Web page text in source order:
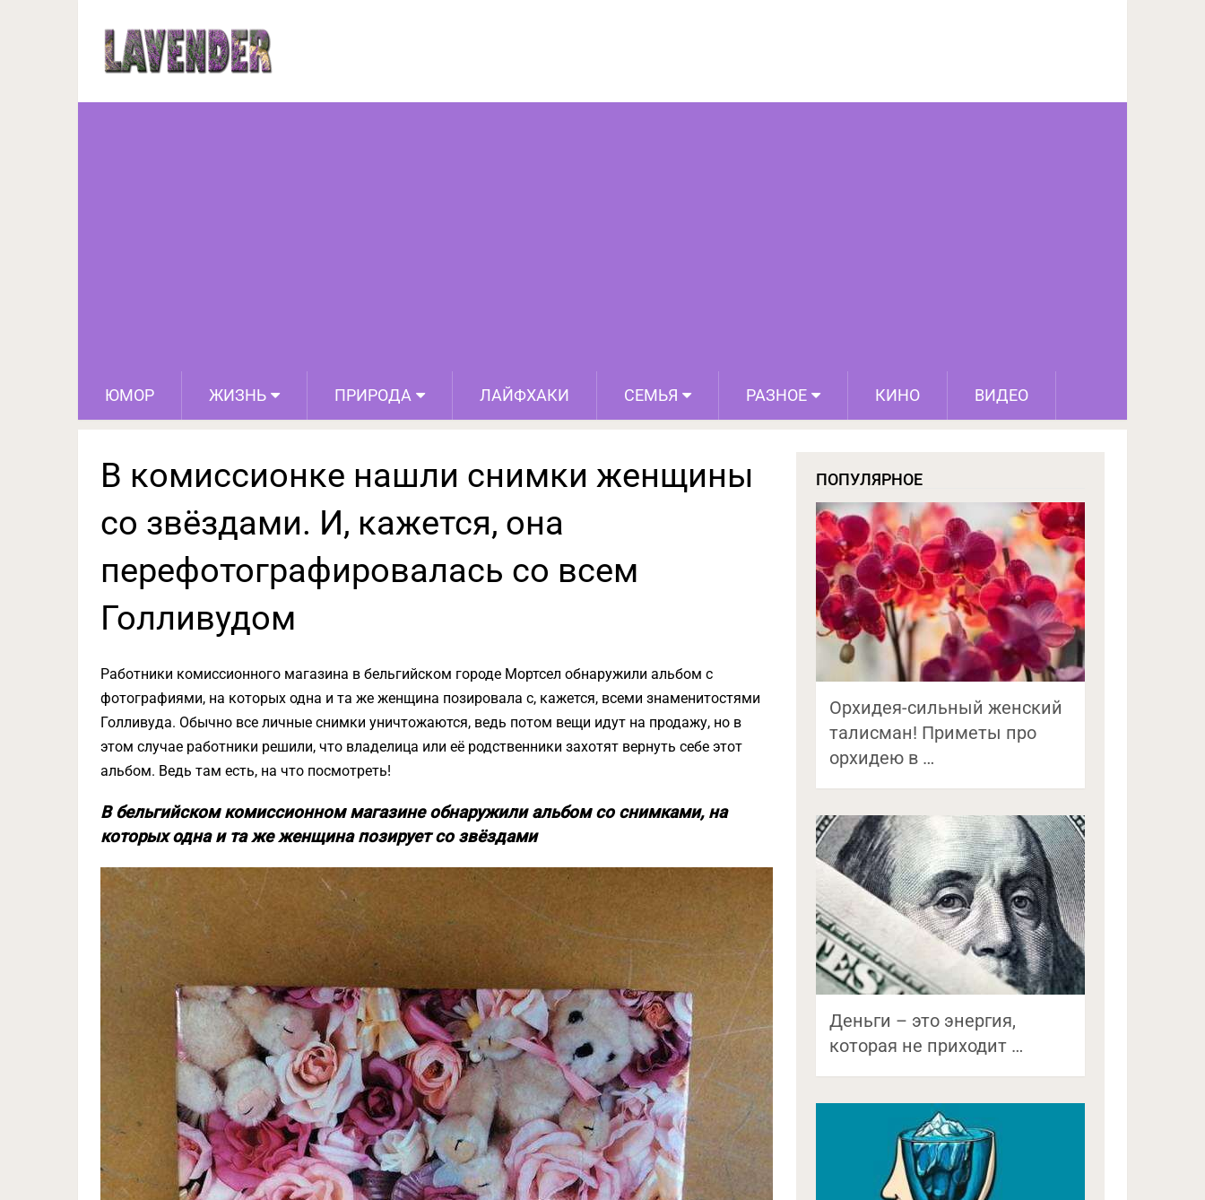
ЮМОР ЖИЗНЬ ПРИРОДА ЛАЙФХАКИ СЕМЬЯ РАЗНОЕ КИНО ВИДЕО
В комиссионке нашли снимки женщины со звёздами. И,
кажется, она перефотографировалась со всем Голливудом
В комиссионке нашли снимки женщины
со звёздами. И, кажется, она
перефотографировалась со всем
Голливудом
Работники комиссионного магазина в бельгийском городе Мортсел обнаружили альбом с
фотографиями, на которых одна и та же женщина позировала с, кажется, всеми знаменитостями
Голливуда. Обычно все личные снимки уничтожаются, ведь потом вещи идут на продажу, но в
этом случае работники решили, что владелица или её родственники захотят вернуть себе этот
альбом. Ведь там есть, на что посмотреть!
В бельгийском комиссионном магазине обнаружили альбом со снимками, на
которых одна и та же женщина позирует со звёздами
ПОПУЛЯРНОЕ
Орхидея-сильный женский
талисман! Приметы про
орхидею в …
Деньги – это энергия,
которая не приходит …